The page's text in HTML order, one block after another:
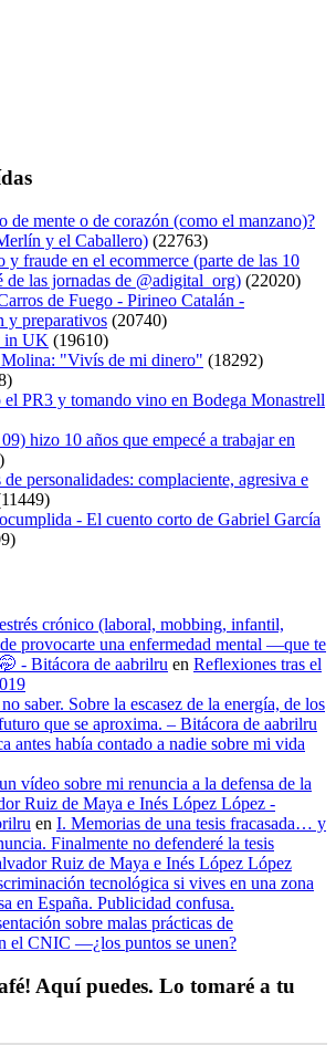
de mente o de corazón (como el manzano)?
y el Caballero) (22763)
y fraude en el ecommerce (parte de las 10
de las jornadas de @adigital_org) (22020)
de Fuego - Pirineo Catalán -
y preparativos (20740)
in UK (19610)
"Vivís de mi dinero" (18292)
el PR3 y tomando vino en Bodega Monastrell
hizo 10 años que empecé a trabajar en
personalidades: complaciente, agresiva e
- El cuento corto de Gabriel García
crónico (laboral, mobbing, infantil,
provocarte una enfermedad mental —que te
- Bitácora de aabrilru en Reflexiones tras el
saber. Sobre la escasez de la energía, de los
que se aproxima. – Bitácora de aabrilru
antes había contado a nadie sobre mi vida
vídeo sobre mi renuncia a la defensa de la
Ruiz de Maya e Inés López López -
en I. Memorias de una tesis fracasada… y
Finalmente no defenderé la tesis
Ruiz de Maya e Inés López López
tecnológica si vives en una zona
en España. Publicidad confusa.
sobre malas prácticas de
el CNIC —¿los puntos se unen?
Aquí puedes. Lo tomaré a tu